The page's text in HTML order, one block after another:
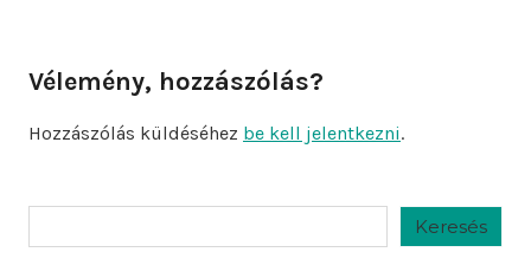
Vélemény, hozzászólás?
Hozzászólás küldéséhez be kell jelentkezni.
Keresés